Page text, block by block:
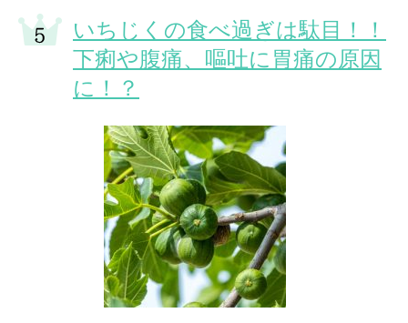
いちじくの食べ過ぎは駄目！！
下痢や腹痛、嘔吐に胃痛の原因
に！？